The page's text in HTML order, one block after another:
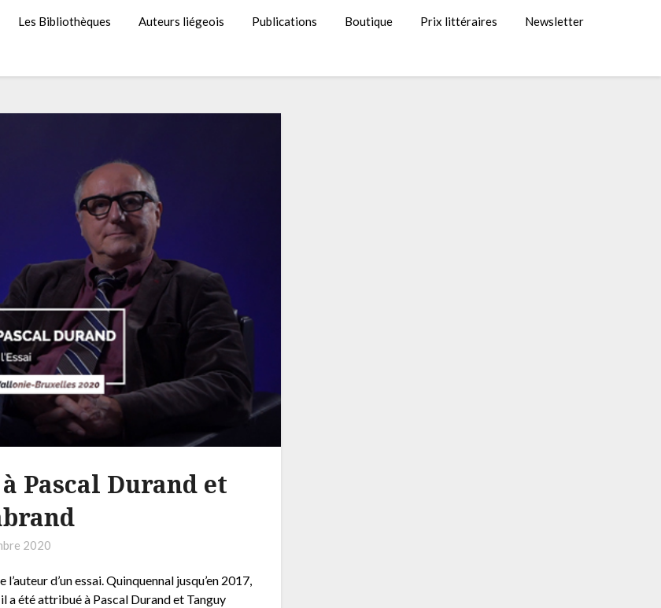
Les Bibliothèques Auteurs liégeois Publications Boutique Prix littéraires Newsletter
Pascal Durand et
2020
d’un essai. Quinquennal jusqu’en 2017,
a été attribué à Pascal Durand et Tanguy